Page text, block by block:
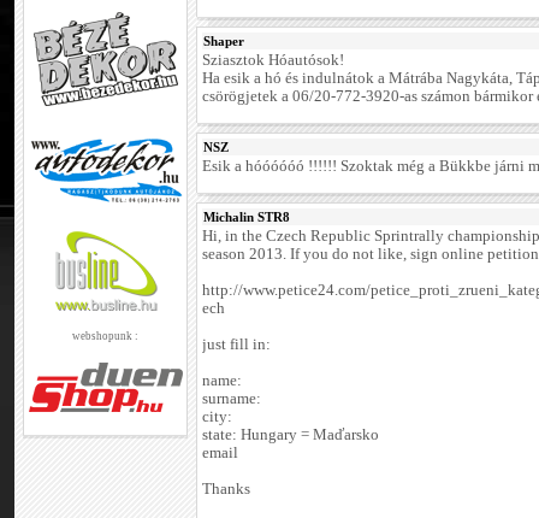
webshopunk :
Shaper
Sziasztok Hóautósok!
Ha esik a hó és indulnátok a Mátrába Nagykáta,
csörögjetek a 06/20-772-3920-as számon bármikor
NSZ
Esik a hóóóóóó !!!!!! Szoktak még a Bükkbe járni
Michalin STR8
Hi, in the Czech Republic Sprintrally
season 2013. If you do not like, sign online
http://www.petice24.com/
ech
just fill in:
name:
surname:
city:
state: Hungary = Maďarsko
email
Thanks